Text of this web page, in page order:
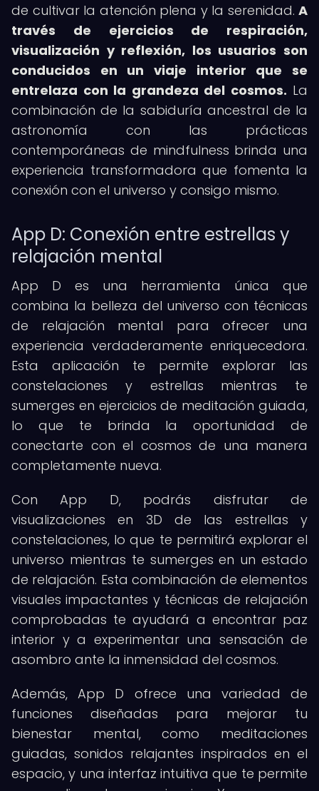
de cultivar la atención plena y la serenidad. A
través de ejercicios de respiración,
visualización y reflexión, los usuarios son
conducidos en un viaje interior que se
entrelaza con la grandeza del cosmos. La
combinación de la sabiduría ancestral de la
astronomía con las prácticas
contemporáneas de mindfulness brinda una
experiencia transformadora que fomenta la
conexión con el universo y consigo mismo.
App D: Conexión entre estrellas y
relajación mental
App D es una herramienta única que
combina la belleza del universo con técnicas
de relajación mental para ofrecer una
experiencia verdaderamente enriquecedora.
Esta aplicación te permite explorar las
constelaciones y estrellas mientras te
sumerges en ejercicios de meditación guiada,
lo que te brinda la oportunidad de
conectarte con el cosmos de una manera
completamente nueva.
Con App D, podrás disfrutar de
visualizaciones en 3D de las estrellas y
constelaciones, lo que te permitirá explorar el
universo mientras te sumerges en un estado
de relajación. Esta combinación de elementos
visuales impactantes y técnicas de relajación
comprobadas te ayudará a encontrar paz
interior y a experimentar una sensación de
asombro ante la inmensidad del cosmos.
Además, App D ofrece una variedad de
funciones diseñadas para mejorar tu
bienestar mental, como meditaciones
guiadas, sonidos relajantes inspirados en el
espacio, y una interfaz intuitiva que te permite